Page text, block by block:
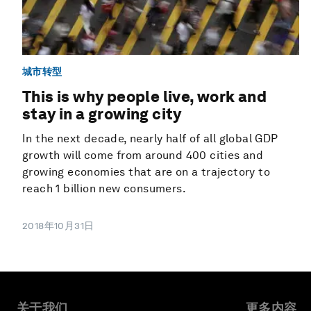
城市转型
This is why people live, work and
stay in a growing city
In the next decade, nearly half of all global GDP
growth will come from around 400 cities and
growing economies that are on a trajectory to
reach 1 billion new consumers.
2018年10月31日
关于我们 更多内容